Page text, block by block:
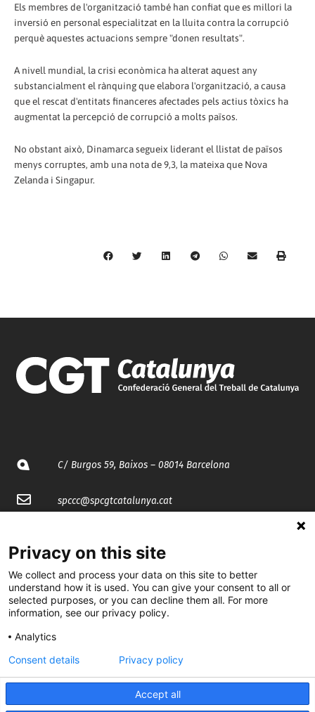
Els membres de l'organització també han confiat que es millori la
inversió en personal especialitzat en la lluita contra la corrupció
perquè aquestes actuacions sempre "donen resultats".
A nivell mundial, la crisi econòmica ha alterat aquest any
substancialment el rànquing que elabora l'organització, a causa
que el rescat d'entitats financeres afectades pels actius tòxics ha
augmentat la percepció de corrupció a molts països.
No obstant això, Dinamarca segueix liderant el llistat de països
menys corruptes, amb una nota de 9,3, la mateixa que Nova
Zelanda i Singapur.
C/ Burgos 59, Baixos – 08014 Barcelona
spccc@spcgtcatalunya.cat
@CGTCatalunya
cgtcatalunya
cgtcatalunya
Privacy on this site
We collect and process your data on this site to better
understand how it is used. You can give your consent to all or
selected purposes, or you can decline them all. For more
information, see our privacy policy.
Analytics
Accept all
Consent details Privacy policy